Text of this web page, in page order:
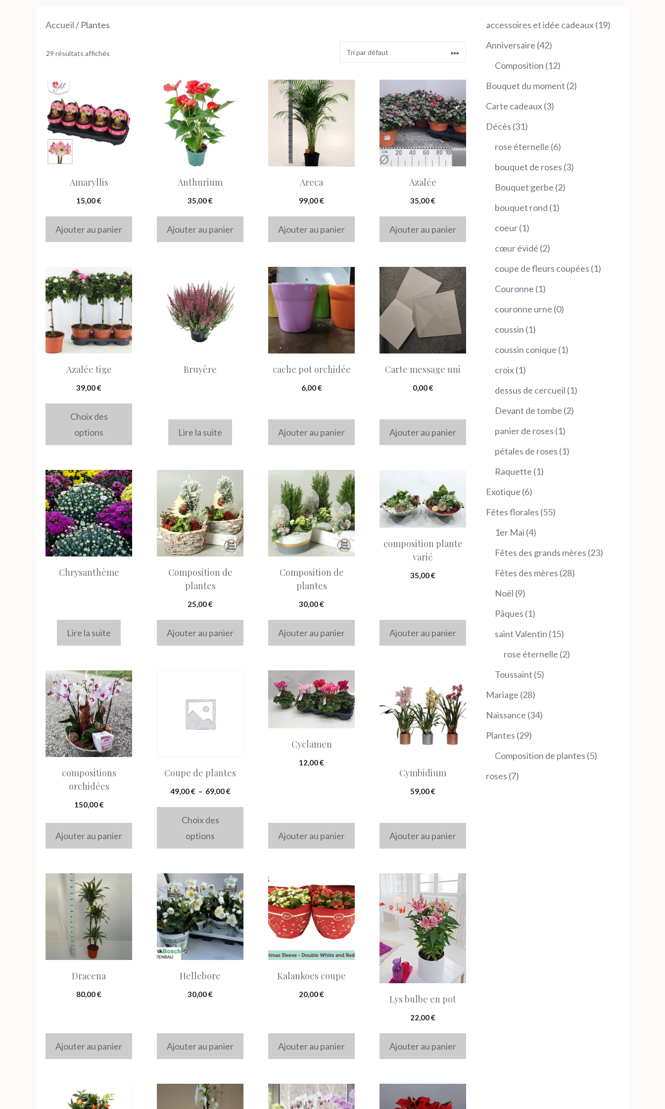
Accueil/ Plantes
29 résultats affichés
Amaryllis
15,00€
Ajouter au panier
Anthurium
35,00€
Ajouter au panier
Areca
99,00€
Ajouter au panier
Azalée
35,00€
Ajouter au panier
Azalée tige
39,00€
Choix des
options
Ce
produit
a
plusieurs
variations.
Les
options
peuvent
être
choisies
la
du
produit
Bruyère
Lire la suite
cache pot orchidée
6,00€
Ajouter au panier
Carte message uni
0,00€
Ajouter au panier
Chrysanthème
Lire la suite
Composition de
plantes
25,00€
Ajouter au panier
Composition de
plantes
30,00€
Ajouter au panier
composition plante
varié
35,00€
Ajouter au panier
compositions
orchidées
150,00€
Ajouter au panier
Coupe de plantes
49,00€ – 69,00€Plage
Choix des
options
plusieurs
options
peuvent
être
choisies
la
du
produit
Cyclamen
12,00€
Ajouter au panier
Cymbidium
59,00€
Ajouter au panier
Dracena
80,00€
Ajouter au panier
Hellebore
30,00€
Ajouter au panier
Kalankoes coupe
20,00€
Ajouter au panier
Lys bulbe en pot
22,00€
Ajouter au panier
accessoires et idée cadeaux 1919
Anniversaire 4242
produits
Composition 1212
produits
Bouquet du moment 22
Carte cadeaux 33
Décès 3131
produits
rose éternelle 66
produits
bouquet de roses 33
Bouquet gerbe 22
bouquet rond 11
coeur 11
produit
cœur évidé 22
produits
coupe de fleurs coupées 11
Couronne 11
produit
couronne urne 00
coussin 11
produit
coussin conique 11
croix 11
produit
dessus de cercueil 11
Devant de tombe 22
panier de roses 11
produit
pétales de roses 11
Raquette 11
Exotique 66
produits
Fêtes florales 5555
1er Mai 44
produits
Fêtes des grands mères 2323
Fêtes des mères 2828
Noël 99
produits
Pâques 11
produit
saint Valentin 1515
produits
rose éternelle 22
Toussaint 55
Mariage 2828
produits
Naissance 3434
Plantes 2929
produits
Composition de plantes 55
roses 77